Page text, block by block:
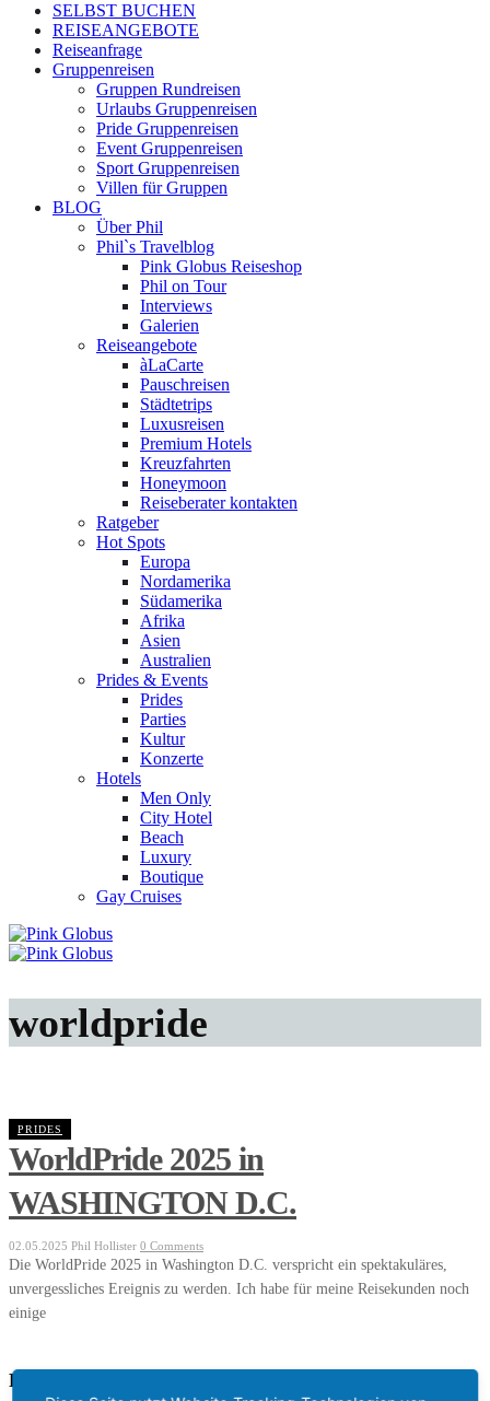
SELBST BUCHEN
REISEANGEBOTE
Reiseanfrage
Gruppenreisen
Gruppen Rundreisen
Urlaubs Gruppenreisen
Pride Gruppenreisen
Event Gruppenreisen
Sport Gruppenreisen
Villen für Gruppen
BLOG
Über Phil
Phil`s Travelblog
Pink Globus Reiseshop
Phil on Tour
Interviews
Galerien
Reiseangebote
àLaCarte
Pauschreisen
Städtetrips
Luxusreisen
Premium Hotels
Kreuzfahrten
Honeymoon
Reiseberater kontakten
Ratgeber
Hot Spots
Europa
Nordamerika
Südamerika
Afrika
Asien
Australien
Prides & Events
Prides
Parties
Kultur
Konzerte
Hotels
Men Only
City Hotel
Beach
Luxury
Boutique
Gay Cruises
worldpride
PRIDES
WorldPride 2025 in
WASHINGTON D.C.
02.05.2025 Phil Hollister 0 Comments
Die WorldPride 2025 in Washington D.C. verspricht ein spektakuläres,
unvergessliches Ereignis zu werden. Ich habe für meine Reisekunden noch
einige
Reiseberater Phil Hollister